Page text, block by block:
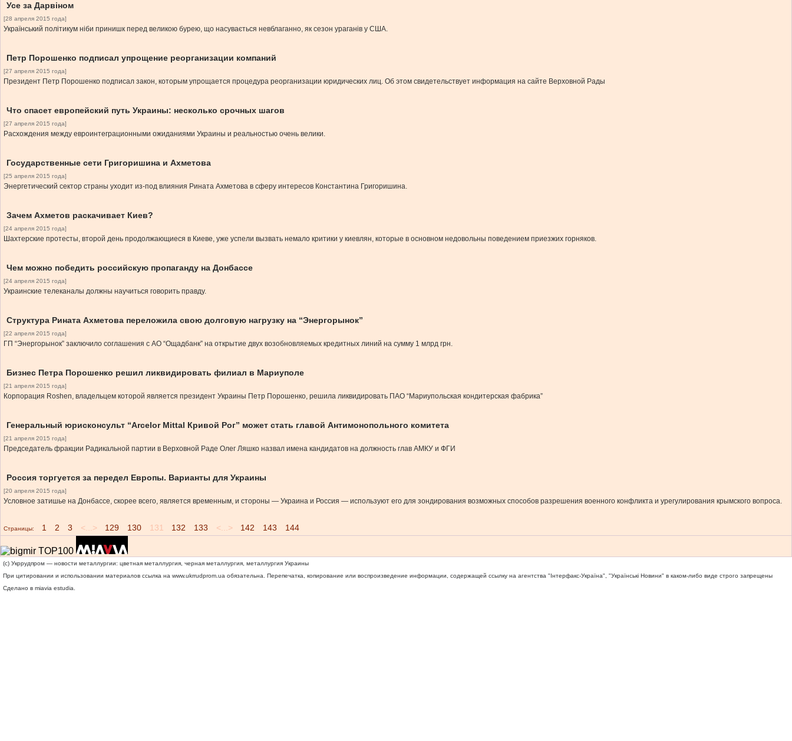
Усе за Дарвіном
[28 апреля 2015 года]
Український політикум ніби принишк перед великою бурею, що насувається невблаганно, як сезон ураганів у США.
Петр Порошенко подписал упрощение реорганизации компаний
[27 апреля 2015 года]
Президент Петр Порошенко подписал закон, которым упрощается процедура реорганизации юридических лиц. Об этом свидетельствует информация на сайте Верховной Рады
Что спасет европейский путь Украины: несколько срочных шагов
[27 апреля 2015 года]
Расхождения между евроинтеграционными ожиданиями Украины и реальностью очень велики.
Государственные сети Григоришина и Ахметова
[25 апреля 2015 года]
Энергетический сектор страны уходит из-под влияния Рината Ахметова в сферу интересов Константина Григоришина.
Зачем Ахметов раскачивает Киев?
[24 апреля 2015 года]
Шахтерские протесты, второй день продолжающиеся в Киеве, уже успели вызвать немало критики у киевлян, которые в основном недовольны поведением приезжих горняков.
Чем можно победить российскую пропаганду на Донбассе
[24 апреля 2015 года]
Украинские телеканалы должны научиться говорить правду.
Структура Рината Ахметова переложила свою долговую нагрузку на “Энергорынок”
[22 апреля 2015 года]
ГП “Энергорынок” заключило соглашения с АО “Ощадбанк” на открытие двух возобновляемых кредитных линий на сумму 1 млрд грн.
Бизнес Петра Порошенко решил ликвидировать филиал в Мариуполе
[21 апреля 2015 года]
Корпорация Roshen, владельцем которой является президент Украины Петр Порошенко, решила ликвидировать ПАО “Мариупольская кондитерская фабрика”
Генеральный юрисконсульт “Arcelor Mittal Кривой Рог” может стать главой Антимонопольного комитета
[21 апреля 2015 года]
Председатель фракции Радикальной партии в Верховной Раде Олег Ляшко назвал имена кандидатов на должность глав АМКУ и ФГИ
Россия торгуется за передел Европы. Варианты для Украины
[20 апреля 2015 года]
Условное затишье на Донбассе, скорее всего, является временным, и стороны — Украина и Россия — используют его для зондирования возможных способов разрешения военного конфликта и урегулирования крымского вопроса.
Страницы: 1 2 3 <...> 129 130 131 132 133 <...> 142 143 144
(c) Укррудпром — новости металлургии: цветная металлургия, черная металлургия, металлургия Украины
При цитировании и использовании материалов ссылка на www.ukrrudprom.ua обязательна. Перепечатка, копирование или воспроизведение информации, содержащей ссылку на агентства "Iнтерфакс-Україна", "Українськi Новини" в каком-либо виде строго запрещены
Сделано в miavia estudia.